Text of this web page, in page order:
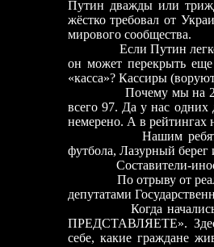
Путин дважды или
жёстко требовал от
мирового сообщества.
Если Путин
он может перекрыть
«касса»? Кассиры
Почему мы на
всего 97. Да у нас одних
немерено. А в рейтингах
Нашим
футбола, Лазурный берег
Составители-
По отрыву от
депутатами
Когда
ПРЕДСТАВЛЯЕТЕ». Здесь
себе, какие граждане